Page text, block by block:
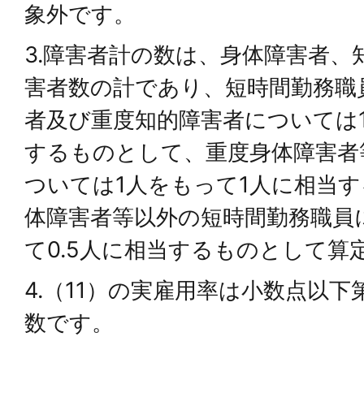
象外です。
3.障害者計の数は、身体障害者、
害者数の計であり、短時間勤務
者及び重度知的障害者について
するものとして、重度身体障害
ついては1人をもって1人に相当
体障害者等以外の短時間勤務職
て0.5人に相当するものとして算
4.（11）の実雇用率は小数点以
数です。